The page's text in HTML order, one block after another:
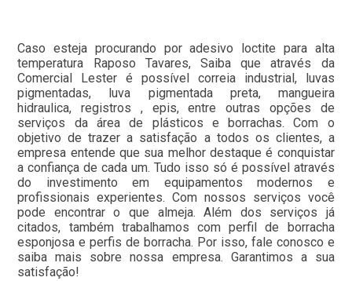
Caso esteja procurando por adesivo loctite para alta
temperatura Raposo Tavares, Saiba que através da
Comercial Lester é possível correia industrial, luvas
pigmentadas, luva pigmentada preta, mangueira
hidraulica, registros , epis, entre outras opções de
serviços da área de plásticos e borrachas. Com o
objetivo de trazer a satisfação a todos os clientes, a
empresa entende que sua melhor destaque é conquistar
a confiança de cada um. Tudo isso só é possível através
do investimento em equipamentos modernos e
profissionais experientes. Com nossos serviços você
pode encontrar o que almeja. Além dos serviços já
citados, também trabalhamos com perfil de borracha
esponjosa e perfis de borracha. Por isso, fale conosco e
saiba mais sobre nossa empresa. Garantimos a sua
satisfação!